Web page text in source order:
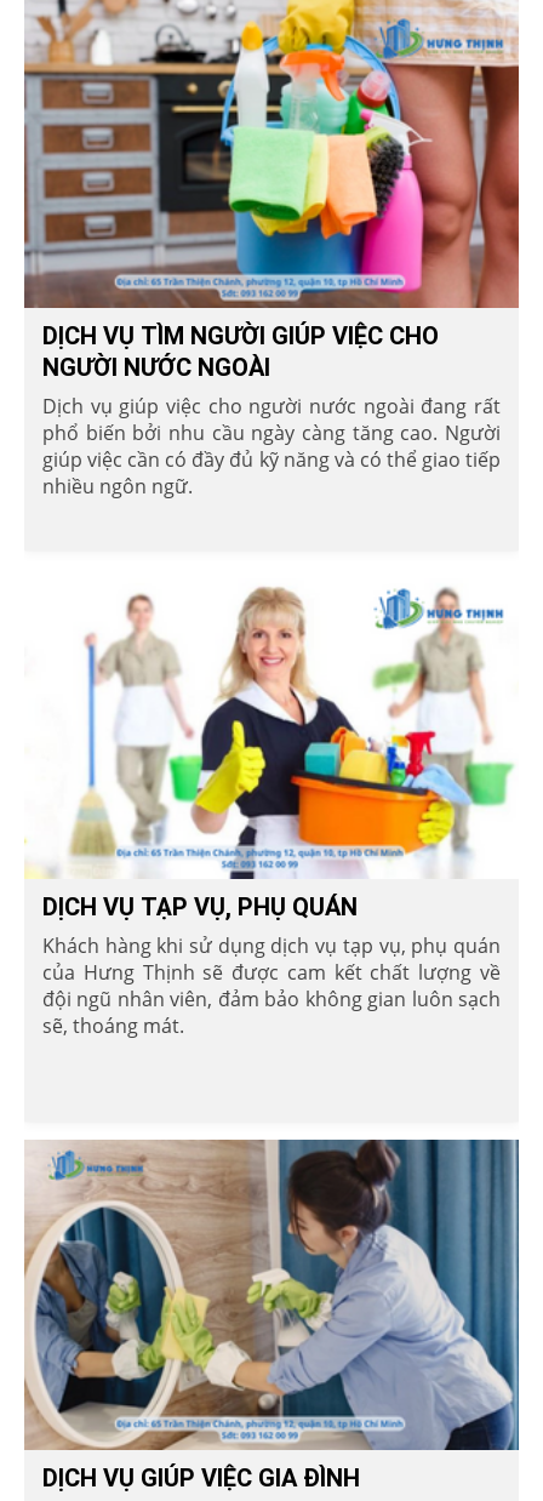
DỊCH VỤ TÌM NGƯỜI GIÚP VIỆC CHO
NGƯỜI NƯỚC NGOÀI
Dịch vụ giúp việc cho người nước ngoài đang rất
phổ biến bởi nhu cầu ngày càng tăng cao. Người
giúp việc cần có đầy đủ kỹ năng và có thể giao tiếp
nhiều ngôn ngữ.
DỊCH VỤ TẠP VỤ, PHỤ QUÁN
Khách hàng khi sử dụng dịch vụ tạp vụ, phụ quán
của Hưng Thịnh sẽ được cam kết chất lượng về
đội ngũ nhân viên, đảm bảo không gian luôn sạch
sẽ, thoáng mát.
DỊCH VỤ GIÚP VIỆC GIA ĐÌNH